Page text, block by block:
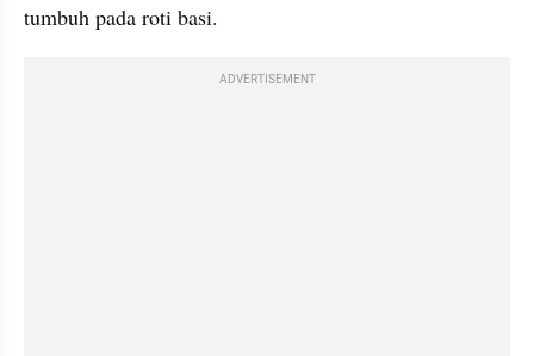
tumbuh pada roti basi.
ADVERTISEMENT